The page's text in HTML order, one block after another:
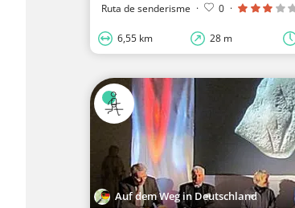
Ruta de senderisme · 0 ·
6,55 km 28 m
Auf dem Weg in Deutschland